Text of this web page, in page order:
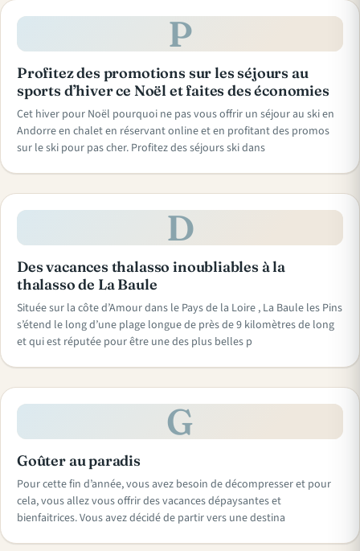
P
Profitez des promotions sur les séjours au
sports d’hiver ce Noël et faites des économies
Cet hiver pour Noël pourquoi ne pas vous offrir un séjour au ski en
Andorre en chalet en réservant online et en profitant des promos
sur le ski pour pas cher. Profitez des séjours ski dans
D
Des vacances thalasso inoubliables à la
thalasso de La Baule
Située sur la côte d’Amour dans le Pays de la Loire , La Baule les Pins
s’étend le long d’une plage longue de près de 9 kilomètres de long
et qui est réputée pour être une des plus belles p
G
Goûter au paradis
Pour cette fin d’année, vous avez besoin de décompresser et pour
cela, vous allez vous offrir des vacances dépaysantes et
bienfaitrices. Vous avez décidé de partir vers une destina